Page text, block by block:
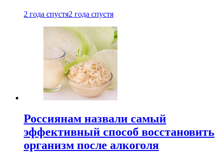
2 года спустя2 года спустя
Россиянам назвали самый
эффективный способ восстановить
организм после алкоголя